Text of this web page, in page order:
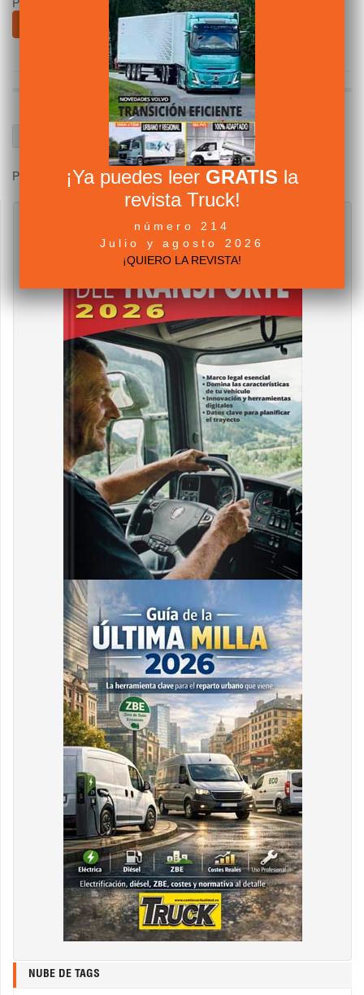
Página 4 de 7
NUBE DE TAGS
¡Ya puedes leer GRATIS la
revista Truck!
número 214
Julio y agosto 2026
¡QUIERO LA REVISTA!